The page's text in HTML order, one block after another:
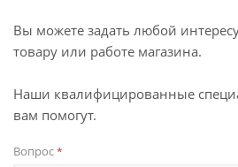
Вы можете задать любой
товару или работе магазина.
Наши квалифицированные
вам помогут.
Вопрос*